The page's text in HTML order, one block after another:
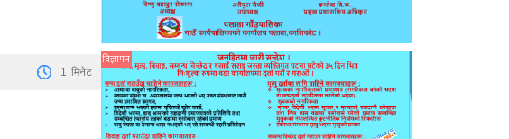
1 मिनेट
विज्ञापन